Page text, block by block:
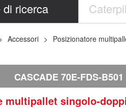
di ricerca
Accessori Posizionatore
CASCADE 70E-FDS-B501
multipallet singolo-